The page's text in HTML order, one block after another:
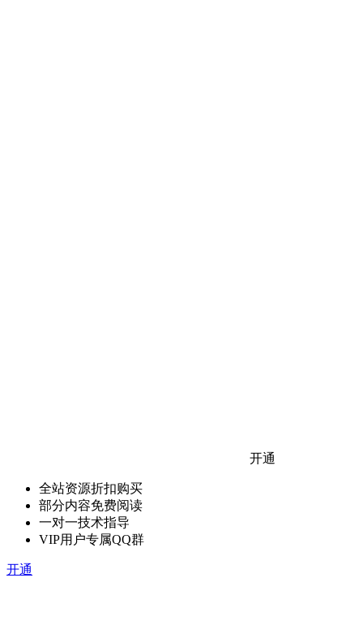
开通
全站资源折扣购买
部分内容免费阅读
一对一技术指导
VIP用户专属QQ群
开通